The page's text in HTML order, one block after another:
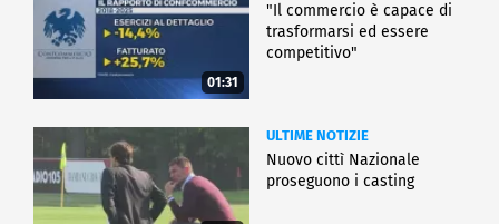
01:31
"Il commercio è capace di
trasformarsi ed essere
competitivo"
ULTIME NOTIZIE
Nuovo cittì Nazionale
proseguono i casting